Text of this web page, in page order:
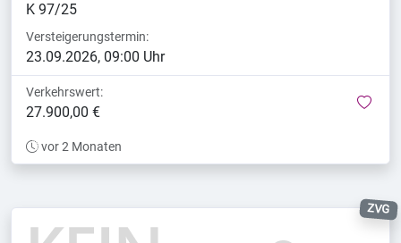
K 97/25
Versteigerungstermin:
23.09.2026, 09:00 Uhr
Verkehrswert:
27.900,00 €
vor 2 Monaten
ZVG